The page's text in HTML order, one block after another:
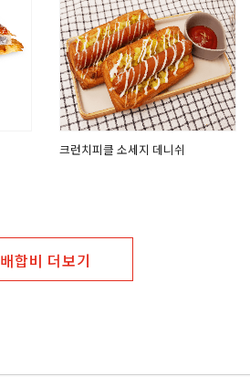
크런치피클 소세지 데니쉬
배합비 더보기